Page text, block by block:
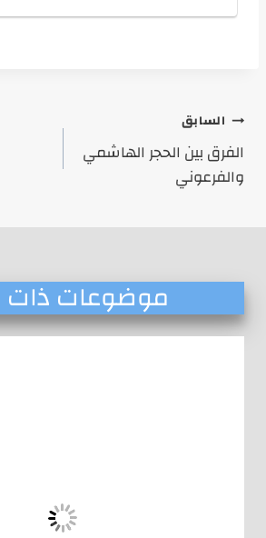
تصفّح
المقالات
السابق
الفرق بين الحجر الهاشمي
والفرعوني
موضوعات